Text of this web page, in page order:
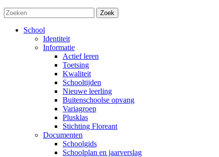
Zoek
School
Identiteit
Informatie
Actief leren
Toetsing
Kwaliteit
Schooltijden
Nieuwe leerling
Buitenschoolse opvang
Variagroep
Plusklas
Stichting Floreant
Documenten
Schoolgids
Schoolplan en jaarverslag